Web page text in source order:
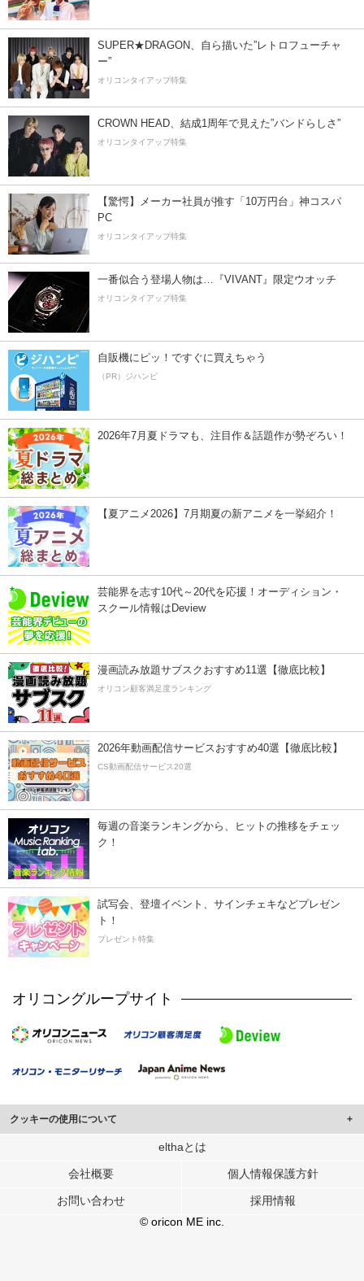
SUPER★DRAGON、自ら描いた”レトロフューチャ
ー”
オリコンタイアップ特集
CROWN HEAD、結成1周年で見えた”バンドらしさ”
オリコンタイアップ特集
【驚愕】メーカー社員が推す「10万円台」神コスパ
PC
オリコンタイアップ特集
一番似合う登場人物は…『VIVANT』限定ウオッチ
オリコンタイアップ特集
自販機にピッ！ですぐに買えちゃう
（PR）ジハンピ
2026年7月夏ドラマも、注目作＆話題作が勢ぞろい！
【夏アニメ2026】7月期夏の新アニメを一挙紹介！
芸能界を志す10代～20代を応援！オーディション・
スクール情報はDeview
漫画読み放題サブスクおすすめ11選【徹底比較】
オリコン顧客満足度ランキング
2026年動画配信サービスおすすめ40選【徹底比較】
CS動画配信サービス20選
毎週の音楽ランキングから、ヒットの推移をチェッ
ク！
試写会、登壇イベント、サインチェキなどプレゼン
ト！
プレゼント特集
オリコングループサイト
クッキーの使用について
このサイトでは Cookie を使用して、ユーザーに合わせたコンテンツや広告の
行っています。
メディアや広告配信、データ解析の各パートナーに提供しています。
各パートナーは、この情報とユーザーが各パートナーに提供した他の情報や、
ユーザーが各パートナーのサービスを使用したときに収集した他の情報を組み
elthaとは
会社概要 個人情報保護方針
お問い合わせ
採用情報
© oricon ME inc.